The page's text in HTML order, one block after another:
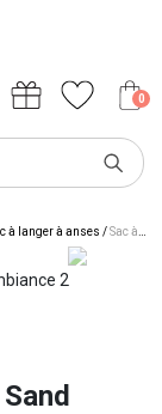
0
à langer à anses /Sac à langer Embossed Lily Sand